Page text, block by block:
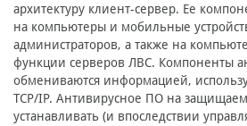
архитектуру клиент-сервер. Ее
на компьютеры и мобильные
администраторов, а также на
функции серверов ЛВС. Компоненты
обмениваются информацией,
TCP/IP. Антивирусное ПО на
устанавливать (и впоследствии